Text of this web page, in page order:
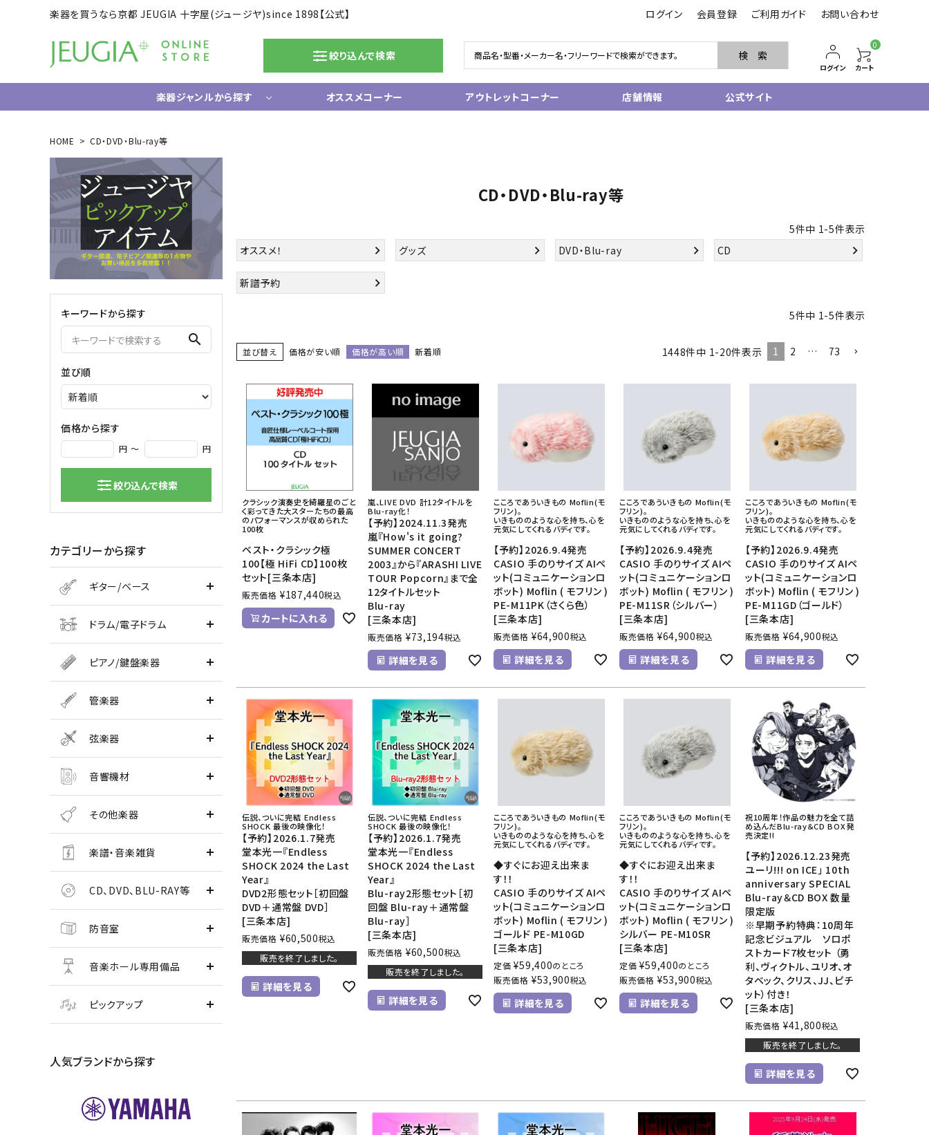
楽器を買うなら京都 JEUGIA 十字屋(ジュージヤ)since 1898【公式】 ログイン 会員登録 ご利用ガイド お問い合わせ
絞り込んで検索 検 索
ログイン
0
カート
楽器ジャンルから探す
ギター/ベース
エレキギター
エレキベース
アコースティックギター
中古ギター・アウトレットギター
ウクレレ
ギター関連小物
アンプ
エフェクター
ライフスタイルグッズ
中古ピアノ
関連アクセサリー
その他金管
中古管楽器
弦楽器
クラシックギター
ハープ
弦楽器小物
シンセサイザー
DJ
PA
マイク
CD、映像ソフト等
オススメコーナー アウトレットコーナー 店舗情報 公式サイト
HOME CD・DVD・Blu-ray等
キーワードから探す
search
並び順
価格から探す
円 ～ 円
絞り込んで検索
カテゴリーから探す
ギター/ベース
ドラム/電子ドラム
ピアノ/鍵盤楽器
管楽器
弦楽器
音響機材
その他楽器
楽譜・音楽雑貨
CD、DVD、BLU-RAY等
防音室
音楽ホール専用備品
ピックアップ
人気ブランドから探す
CD・DVD・Blu-ray等
5件中 1-5件表示
オススメ！
グッズ DVD・Blu-ray CD
新譜予約
5件中 1-5件表示
並び替え 価格が安い順 価格が高い順 新着順 1448件中 1-20件表示 1 2 … 73
クラシック演奏史を綺羅星のごと
く彩ってきた大スターたちの最高
のパフォーマンスが収められた
100枚
ベスト・クラシック極
100【極 HiFi CD】100枚
セット[三条本店]
販売価格 ¥187,440税込
カートに入れる
嵐、LIVE DVD 計12タイトルを
Blu-ray化！
【予約】2024.11.3発売
嵐『How's it going?
SUMMER CONCERT
2003』から『ARASHI LIVE
TOUR Popcorn』まで全
12タイトルセット
Blu-ray
[三条本店]
販売価格 ¥73,194税込
詳細を見る
こころであういきもの Moflin(モ
フリン)。
いきもののような心を持ち、心を
元気にしてくれるバディです。
【予約】2026.9.4発売
CASIO 手のりサイズ AIペ
ット(コミュニケーションロ
ボット) Moflin ( モフリン )
PE-M11PK（さくら色）
[三条本店]
販売価格 ¥64,900税込
詳細を見る
こころであういきもの Moflin(モ
フリン)。
いきもののような心を持ち、心を
元気にしてくれるバディです。
【予約】2026.9.4発売
CASIO 手のりサイズ AIペ
ット(コミュニケーションロ
ボット) Moflin ( モフリン )
PE-M11SR（シルバー）
[三条本店]
販売価格 ¥64,900税込
詳細を見る
こころであういきもの Moflin(モ
フリン)。
いきもののような心を持ち、心を
元気にしてくれるバディです。
【予約】2026.9.4発売
CASIO 手のりサイズ AIペ
ット(コミュニケーションロ
ボット) Moflin ( モフリン )
PE-M11GD（ゴールド）
[三条本店]
販売価格 ¥64,900税込
詳細を見る
伝説、ついに完結 ――Endless
SHOCK 最後の映像化！
【予約】2026.1.7発売
堂本光一『Endless
SHOCK 2024 the Last
Year』
DVD2形態セット［初回盤
DVD＋通常盤 DVD］
[三条本店]
販売価格 ¥60,500税込
販売を終了しました。
詳細を見る
伝説、ついに完結 ――Endless
SHOCK 最後の映像化！
【予約】2026.1.7発売
堂本光一『Endless
SHOCK 2024 the Last
Year』
Blu-ray2形態セット［初
回盤 Blu-ray＋通常盤
Blu-ray］
[三条本店]
販売価格 ¥60,500税込
販売を終了しました。
詳細を見る
こころであういきもの Moflin(モ
フリン)。
いきもののような心を持ち、心を
元気にしてくれるバディです。
◆すぐにお迎え出来ま
す！！
CASIO 手のりサイズ AIペ
ット(コミュニケーションロ
ボット) Moflin ( モフリン )
ゴールド PE-M10GD
[三条本店]
定価 ¥59,400のところ
販売価格 ¥53,900税込
詳細を見る
こころであういきもの Moflin(モ
フリン)。
いきもののような心を持ち、心を
元気にしてくれるバディです。
◆すぐにお迎え出来ま
す！！
CASIO 手のりサイズ AIペ
ット(コミュニケーションロ
ボット) Moflin ( モフリン )
シルバー PE-M10SR
[三条本店]
定価 ¥59,400のところ
販売価格 ¥53,900税込
詳細を見る
祝10周年！作品の魅力を全て詰
め込んだBlu-ray＆CD BOX発
売決定!!
【予約】2026.12.23発売
ユーリ!!! on ICE」 10th
anniversary SPECIAL
Blu-ray＆CD BOX 数量
限定版
※早期予約特典：10周年
記念ビジュアル ソロポ
ストカード7枚セット （勇
利、ヴィクトル、ユリオ、オ
タベック、クリス、JJ、ピチ
ット）付き！
[三条本店]
販売価格 ¥41,800税込
販売を終了しました。
詳細を見る